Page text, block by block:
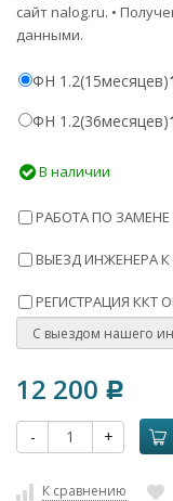
сайт nalog.ru. •
данными.
ФН 1.2(15месяцев)
ФН 1.2(36месяцев)
В наличии
РАБОТА ПО ЗАМЕНЕ
ВЫЕЗД ИНЖЕНЕРА К
РЕГИСТРАЦИЯ ККТ
12 200 Р
- +
К сравнению